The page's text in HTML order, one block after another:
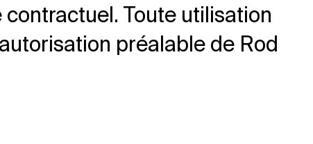
Toute utilisation
préalable de Rod